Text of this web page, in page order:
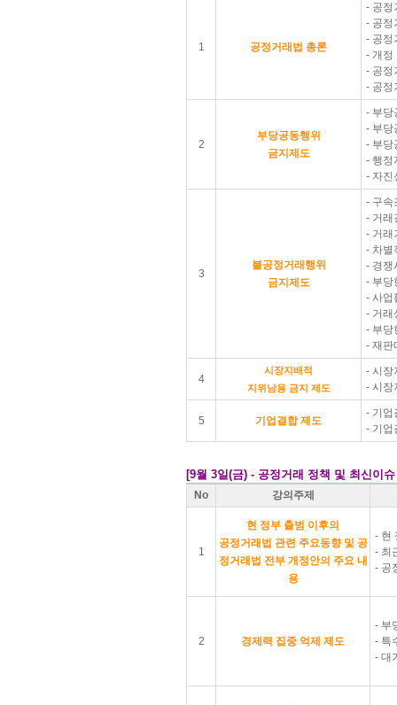
1 공정거래법 총론
- 공정
- 공정
- 공정
- 개정
- 공정
- 공정
2
부당공동행위
금지제도
- 부당
- 부당
- 부당
- 행정
- 자진
3
불공정거래행위
금지제도
- 구속
- 거래
- 거래
- 차별
- 경쟁
- 부당
- 사업
- 거래
- 부당
- 재판
4
시장지배적
지위남용 금지 제도
- 시장
- 시장
5 기업결합 제도
- 기업
- 기업
[9월 3일(금) - 공정거래 정책 및 최신이
No 강의주제
1
현 정부 출범 이후의
공정거래법 관련 주요동향 및 공
정거래법 전부 개정안의 주요 내
용
- 현
- 최
- 공
2 경제력 집중 억제 제도
- 부
- 특
- 대